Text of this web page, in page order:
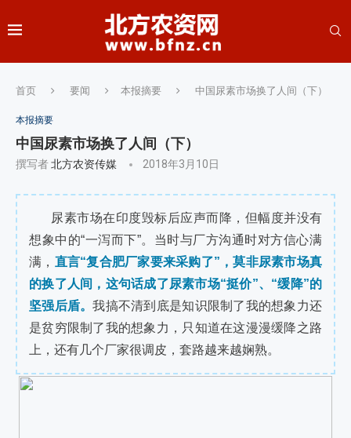
首页 要闻 本报摘要 中国尿素市场换了人间（下）
本报摘要
中国尿素市场换了人间（下）
撰写者北方农资传媒 2018年3月10日
尿素市场在印度毁标后应声而降，但幅度并没有
想象中的“一泻而下”。当时与厂方沟通时对方信心满
满， 直言“复合肥厂家要来采购了”，莫非尿素市场真
的换了人间，这句话成了尿素市场“挺价”、“缓降”的
坚强后盾。我搞不清到底是知识限制了我的想象力还
是贫穷限制了我的想象力，只知道在这漫漫缓降之路
上，还有几个厂家很调皮，套路越来越娴熟。